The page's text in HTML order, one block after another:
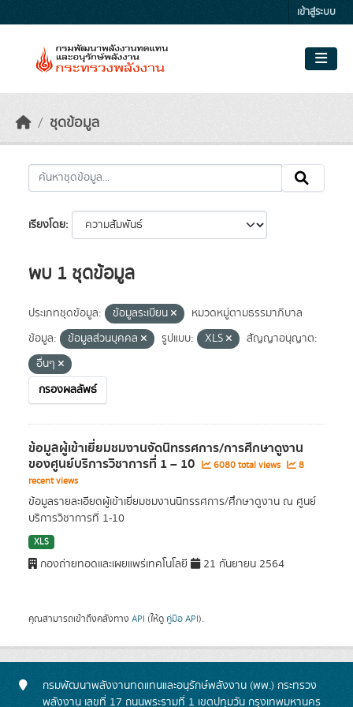
เข้าสู่ระบบ
ชุดข้อมูล
เรียงโดย
พบ 1 ชุดข้อมูล
ประเภทชุดข้อมูล: ข้อมูลระเบียน
หมวดหมู่ตามธรรมาภิบาล
ข้อมูล:
ข้อมูลส่วนบุคคล รูปแบบ: XLS
สัญญาอนุญาต:
อื่นๆ
กรองผลลัพธ์
ข้อมูลผู้เข้าเยี่ยมชมงานจัดนิทรรศการ/การศึกษาดูงาน
ของศูนย์บริการวิชาการที่ 1 – 10 6080 total views
8
recent views
ข้อมูลรายละเอียดผู้เข้าเยี่ยมชมงานนิทรรศการ/ศึกษาดูงาน ณ ศูนย์
บริการวิชาการที่ 1-10
XLS
กองถ่ายทอดและเผยแพร่เทคโนโลยี 21 กันยายน 2564
คุณสามารถเข้าถึงคลังทาง API (ให้ดู คู่มือ API).
กรมพัฒนาพลังงานทดแทนและอนุรักษ์พลังงาน (พพ.) กระทรวง
พลังงาน เลขที่ 17 ถนนพระรามที่ 1 เขตปทุมวัน กรุงเทพมหานคร